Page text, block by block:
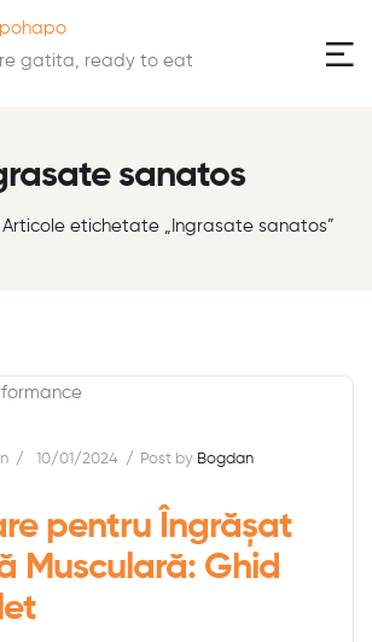
gatita, ready to eat
sanatos
Articole etichetate „Ingrasate sanatos”
10/01/2024 Post by Bogdan
pentru Îngrășat
Musculară: Ghid